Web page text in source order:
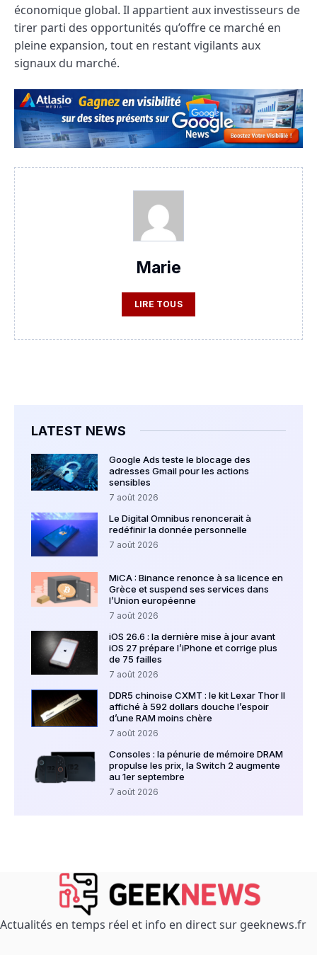
économique global. Il appartient aux investisseurs de
tirer parti des opportunités qu’offre ce marché en
pleine expansion, tout en restant vigilants aux
signaux du marché.
Marie
LIRE TOUS
LATEST NEWS
Google Ads teste le blocage des
adresses Gmail pour les actions
sensibles
7 août 2026
Le Digital Omnibus renoncerait à
redéfinir la donnée personnelle
7 août 2026
MiCA : Binance renonce à sa licence en
Grèce et suspend ses services dans
l’Union européenne
7 août 2026
iOS 26.6 : la dernière mise à jour avant
iOS 27 prépare l’iPhone et corrige plus
de 75 failles
7 août 2026
DDR5 chinoise CXMT : le kit Lexar Thor II
affiché à 592 dollars douche l’espoir
d’une RAM moins chère
7 août 2026
Consoles : la pénurie de mémoire DRAM
propulse les prix, la Switch 2 augmente
au 1er septembre
7 août 2026
Actualités en temps réel et info en direct sur geeknews.fr